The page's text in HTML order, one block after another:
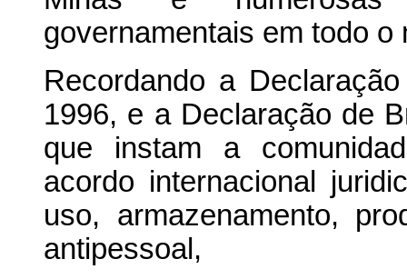
governamentais em todo o
Recordando a
1996, e a Declaração de
que instam a
acordo internacional
uso, armazenamento,
antipessoal,